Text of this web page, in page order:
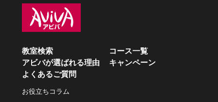
教室検索
コース一覧
アビバが選ばれる理由
キャンペーン
よくあるご質問
お役立ちコラム